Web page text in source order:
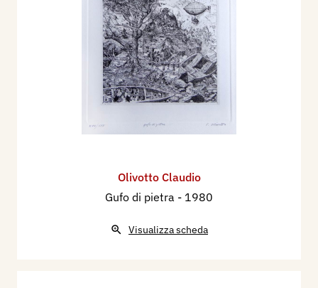
Olivotto Claudio
Gufo di pietra - 1980
Visualizza scheda